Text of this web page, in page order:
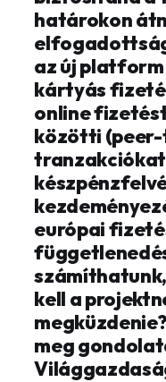
határokon
az új
kártyás
online
közötti
tranzakciókat
európai
kell a
meg